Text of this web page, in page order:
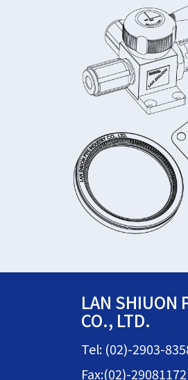
LAN SHIUON
CO., LTD.
Tel: (02)-2903-
Fax:(02)-29081172